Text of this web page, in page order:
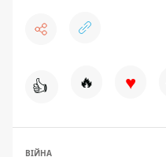
👍 🔥 ♥
ВІЙНА